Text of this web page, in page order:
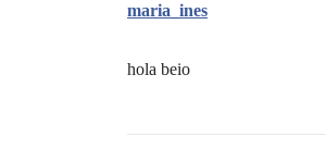
maria_ines
hola beio